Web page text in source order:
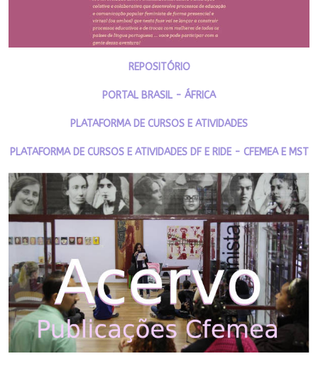
REPOSITÓRIO
PORTAL BRASIL - ÁFRICA
PLATAFORMA DE CURSOS E ATIVIDADES
PLATAFORMA DE CURSOS E ATIVIDADES DF E RIDE - CFEMEA E MST